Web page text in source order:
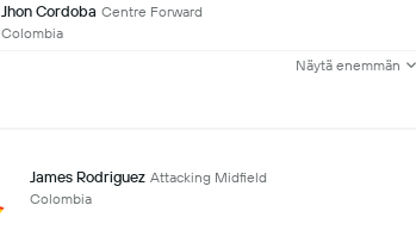
Jhon Cordoba Centre Forward
Colombia
Näytä enemmän
James Rodriguez Attacking Midfield
Colombia